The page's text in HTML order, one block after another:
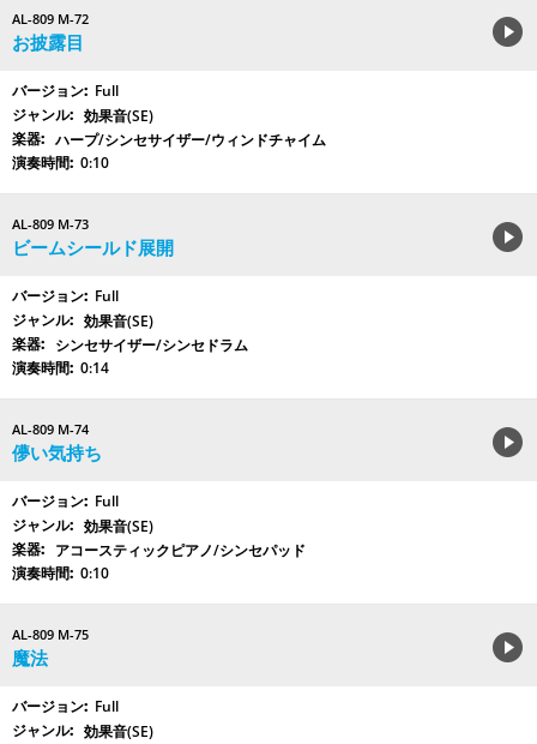
AL-809 M-72
お披露目
Full
効果音(SE)
ハープ/シンセサイザー/ウィンドチャイム
0:10
AL-809 M-73
ビームシールド展開
Full
効果音(SE)
シンセサイザー/シンセドラム
0:14
AL-809 M-74
儚い気持ち
Full
効果音(SE)
アコースティックピアノ/シンセパッド
0:10
AL-809 M-75
魔法
Full
効果音(SE)